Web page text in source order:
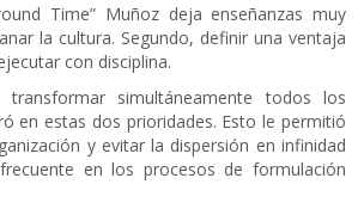
Time” Muñoz deja enseñanzas muy
la cultura. Segundo, definir una ventaja
con disciplina.
simultáneamente todos los
en estas dos prioridades. Esto le permitió
y evitar la dispersión en infinidad
en los procesos de formulación